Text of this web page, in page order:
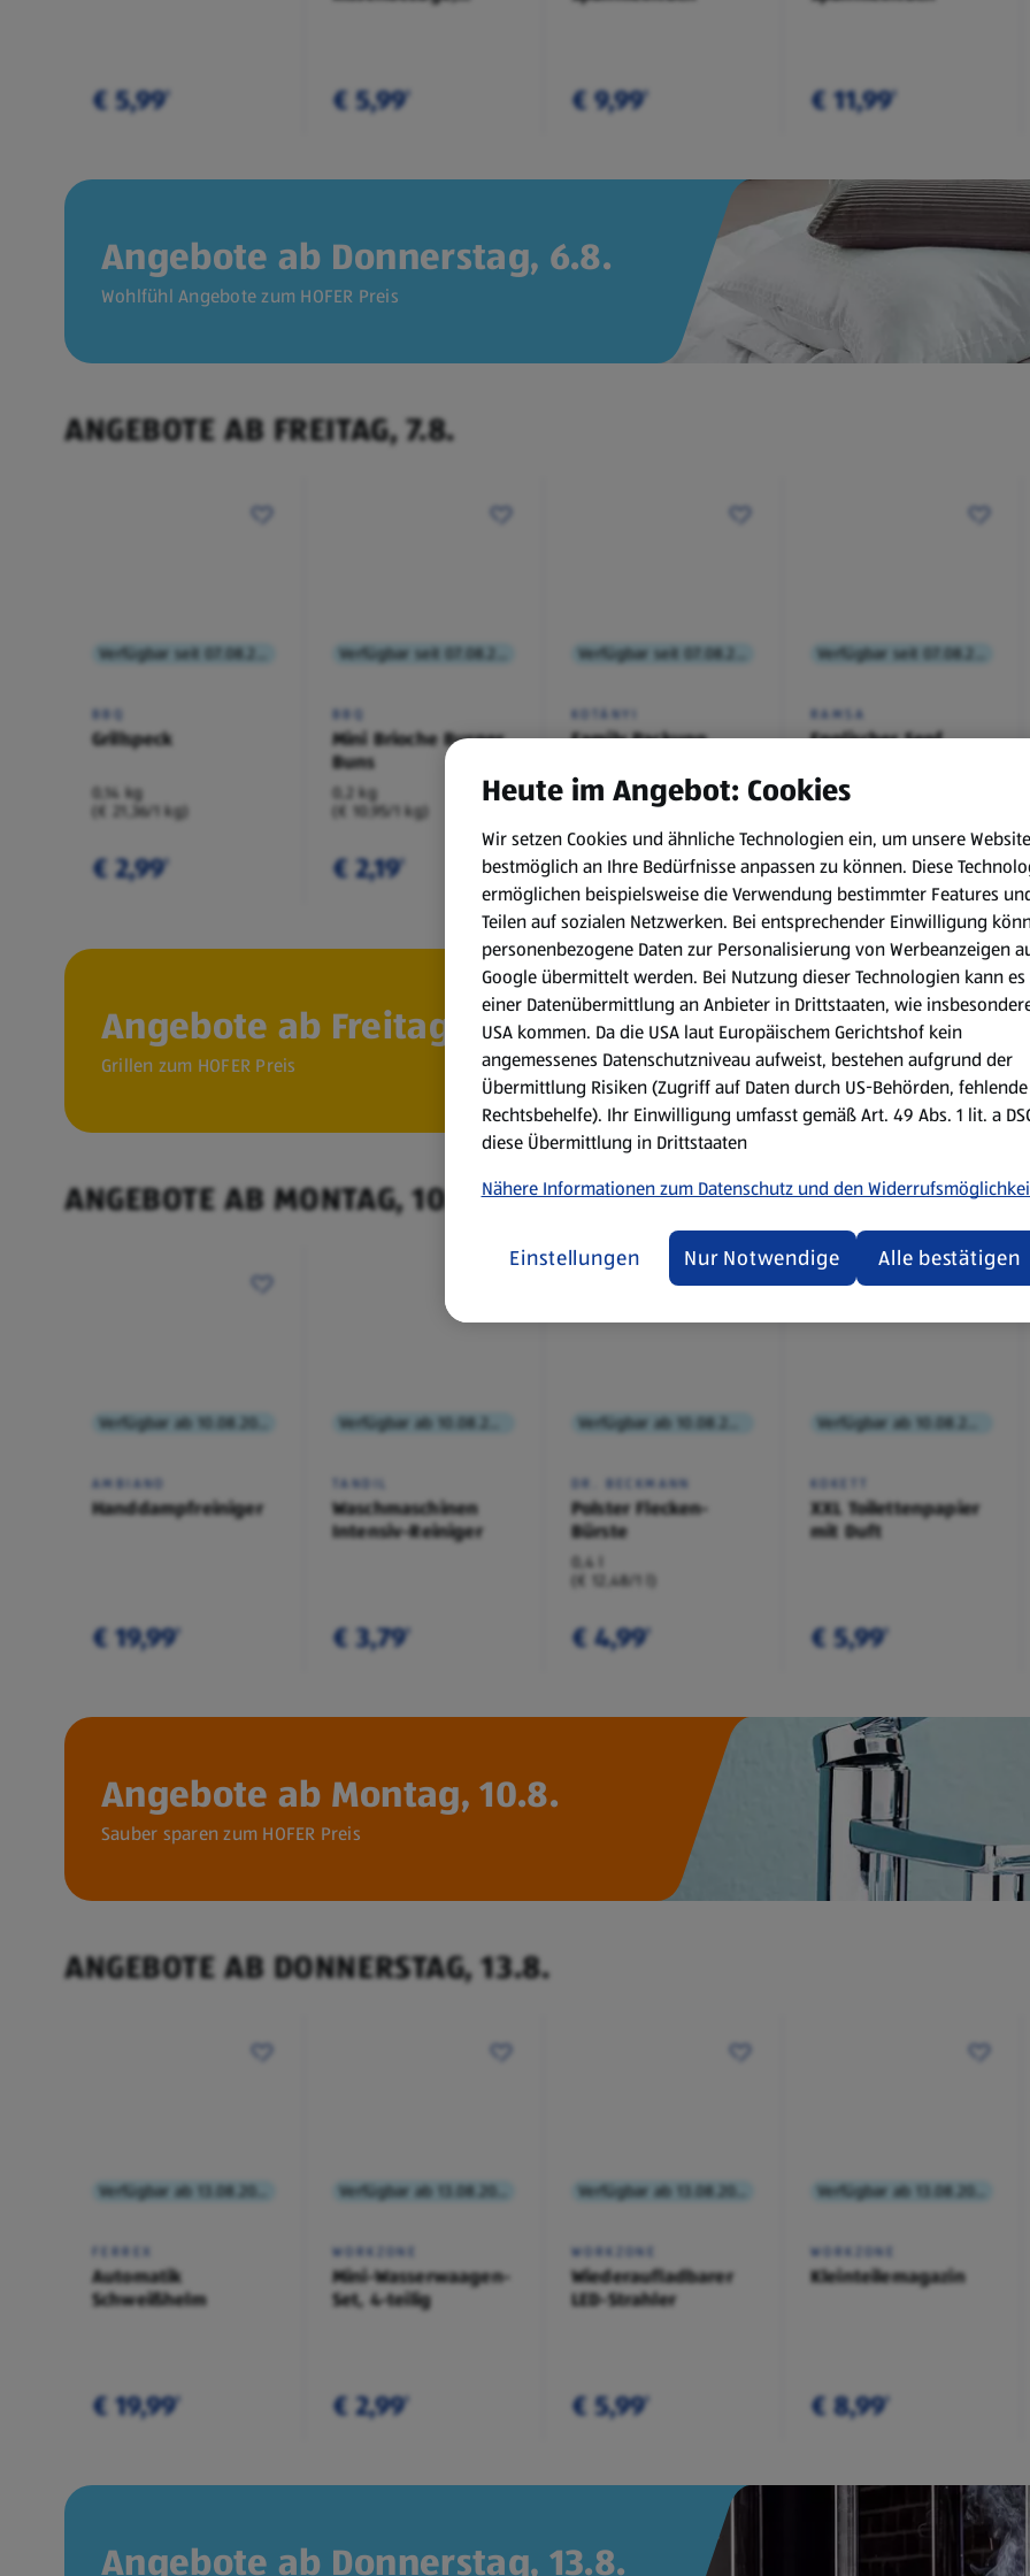
€ 5,99¹ € 5,99¹ € 9,99¹ € 11,99¹
Angebote ab Donnerstag, 6.8.
Wohlfühl Angebote zum HOFER Preis
ANGEBOTE AB FREITAG, 7.8.
BBQ
Grillspeck
0,14 kg
(€ 21,36/1 kg)
€ 2,99¹
BBQ
Mini Brioche Burger
Buns
0,2 kg
(€ 10,95/1 kg)
€ 2,19¹
KOTÁNYI
Family Packung,
Würzmischung
€ 2,49¹
RAMSA
Englischer Senf
0,1 kg
€ 0,99¹˒² € 1,29
Angebote ab Freitag, 7.8.
Grillen zum HOFER Preis
ANGEBOTE AB MONTAG, 10.8.
AMBIANO
Handdampfreiniger
€ 19,99¹
TANDIL
Waschmaschinen
Intensiv-Reiniger
€ 3,79¹
DR. BECKMANN
Polster Flecken-
Bürste
0,4 l
(€ 12,48/1 l)
€ 4,99¹
KOKETT
XXL Toilettenpapier
mit Duft
€ 5,99¹
Angebote ab Montag, 10.8.
Sauber sparen zum HOFER Preis
ANGEBOTE AB DONNERSTAG, 13.8.
FERREX
Automatik
Schweißhelm
€ 19,99¹
WORKZONE
Mini-Wasserwaagen-
Set, 4-teilig
€ 2,99¹
WORKZONE
Wiederaufladbarer
LED-Strahler
€ 5,99¹
WORKZONE
Kleinteilemagazin
€ 8,99¹
Angebote ab Donnerstag, 13.8.
Heute im Angebot: Cookies
Wir setzen Cookies und ähnliche Technologien ein, um unsere Website
bestmöglich an Ihre Bedürfnisse anpassen zu können. Diese
ermöglichen beispielsweise die Verwendung bestimmter Features
Teilen auf sozialen Netzwerken. Bei entsprechender Einwilligung
personenbezogene Daten zur Personalisierung von Werbeanzeigen
Google übermittelt werden. Bei Nutzung dieser Technologien kann es
einer Datenübermittlung an Anbieter in Drittstaaten, wie
USA kommen. Da die USA laut Europäischem Gerichtshof kein
angemessenes Datenschutzniveau aufweist, bestehen aufgrund der
Übermittlung Risiken (Zugriff auf Daten durch US-Behörden, fehlende
Rechtsbehelfe). Ihr Einwilligung umfasst gemäß Art. 49 Abs. 1 lit. a
diese Übermittlung in Drittstaaten
Nähere Informationen zum Datenschutz und den
Einstellungen Nur Notwendige Alle bestätigen